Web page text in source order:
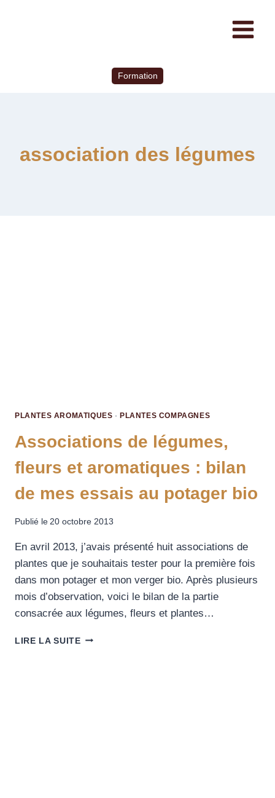
Formation
association des légumes
PLANTES AROMATIQUES · PLANTES COMPAGNES
Associations de légumes,
fleurs et aromatiques : bilan
de mes essais au potager bio
Publié le 20 octobre 2013
En avril 2013, j’avais présenté huit associations de
plantes que je souhaitais tester pour la première fois
dans mon potager et mon verger bio. Après plusieurs
mois d’observation, voici le bilan de la partie
consacrée aux légumes, fleurs et plantes…
LIRE LA SUITE